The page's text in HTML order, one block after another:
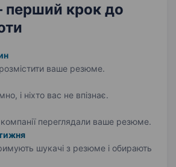
крок до
ваше резюме.
і ніхто вас не впізнає.
компанії переглядали ваше резюме.
шукачі з резюме і обирають